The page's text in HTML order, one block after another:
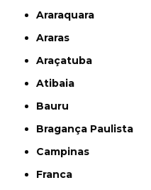
Araraquara
Araras
Araçatuba
Atibaia
Bauru
Bragança Paulista
Campinas
Franca